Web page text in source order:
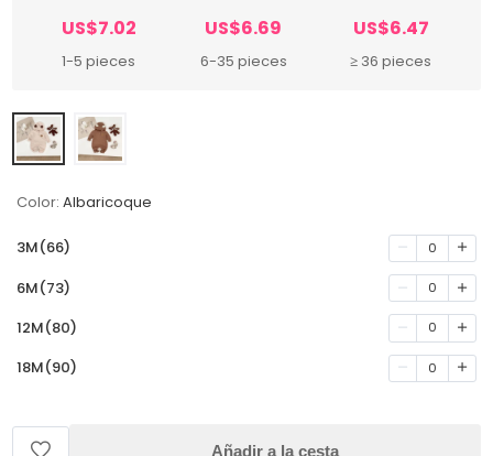
US$7.02
1-5 pieces
US$6.69
6-35 pieces
US$6.47
≥ 36 pieces
Color: Albaricoque
3M(66) 0
6M(73) 0
12M(80) 0
18M(90) 0
Añadir a la cesta